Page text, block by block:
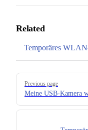
Related
Temporäres
Pager
Previous page
Meine USB-Kamera